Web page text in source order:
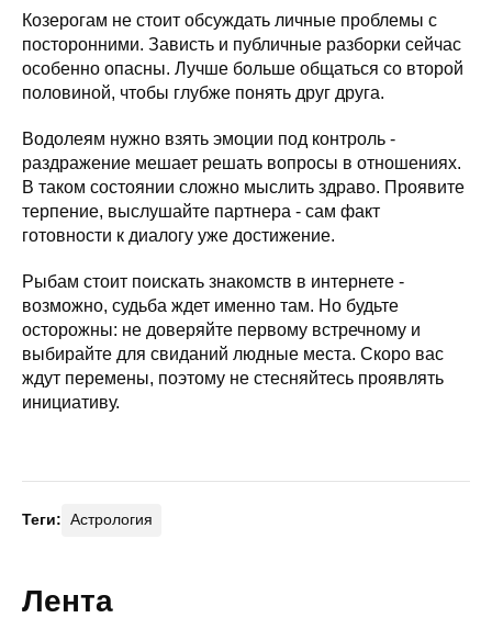
Козерогам не стоит обсуждать личные проблемы с
посторонними. Зависть и публичные разборки сейчас
особенно опасны. Лучше больше общаться со второй
половиной, чтобы глубже понять друг друга.
Водолеям нужно взять эмоции под контроль -
раздражение мешает решать вопросы в отношениях.
В таком состоянии сложно мыслить здраво. Проявите
терпение, выслушайте партнера - сам факт
готовности к диалогу уже достижение.
Рыбам стоит поискать знакомств в интернете -
возможно, судьба ждет именно там. Но будьте
осторожны: не доверяйте первому встречному и
выбирайте для свиданий людные места. Скоро вас
ждут перемены, поэтому не стесняйтесь проявлять
инициативу.
Теги: Астрология
Лента